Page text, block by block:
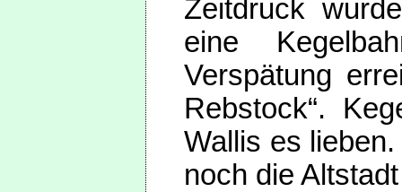
Zeitdruck
eine
Verspätung
Rebstock“.
Wallis es
noch die